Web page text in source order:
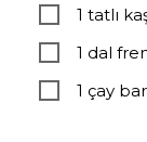
1 tatlı
1 dal
1 çay